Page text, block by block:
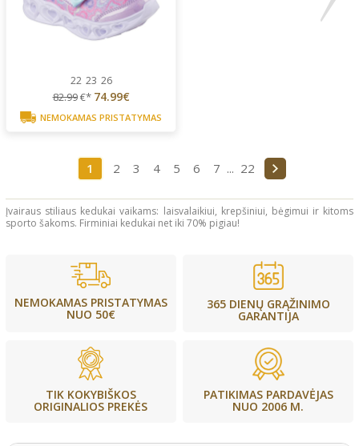
22 23 26
82.99€* 74.99€
NEMOKAMAS PRISTATYMAS
1 2 3 4 5 6 7 ... 22
Įvairaus stiliaus kedukai vaikams: laisvalaikiui, krepšiniui, bėgimui ir kitoms
sporto šakoms. Firminiai kedukai net iki 70% pigiau!
NEMOKAMAS PRISTATYMAS
NUO 50€
365 DIENŲ GRĄŽINIMO
GARANTIJA
TIK KOKYBIŠKOS
ORIGINALIOS PREKĖS
PATIKIMAS PARDAVĖJAS
NUO 2006 M.